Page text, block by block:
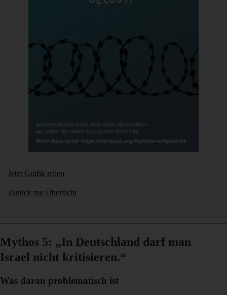
Jetzt Grafik teilen
Zurück zur Übersicht
Mythos 5: „In Deutschland darf man
Israel nicht kritisieren.“
Was daran problematisch ist